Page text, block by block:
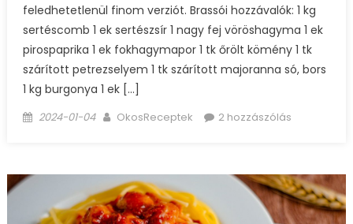
feledhetetlenül finom verziót. Brassói hozzávalók: 1 kg
sertéscomb 1 ek sertészsír 1 nagy fej vöröshagyma 1 ek
pirospaprika 1 ek fokhagymapor 1 tk őrölt kömény 1 tk
szárított petrezselyem 1 tk szárított majoranna só, bors
1 kg burgonya 1 ek […]
Posted
2024-01-04 Author
OkosReceptek 2 hozzászólás